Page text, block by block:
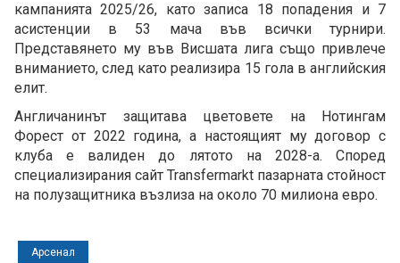
кампанията 2025/26, като записа 18 попадения и 7
асистенции в 53 мача във всички турнири.
Представянето му във Висшата лига също привлече
вниманието, след като реализира 15 гола в английския
елит.
Англичанинът защитава цветовете на Нотингам
Форест от 2022 година, а настоящият му договор с
клуба е валиден до лятото на 2028-а. Според
специализирания сайт Transfermarkt пазарната стойност
на полузащитника възлиза на около 70 милиона евро.
Арсенал